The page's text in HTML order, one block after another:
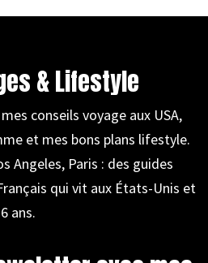
& Lifestyle
conseils voyage aux USA,
et mes bons plans lifestyle.
Angeles, Paris : des guides
qui vit aux États-Unis et
ans.